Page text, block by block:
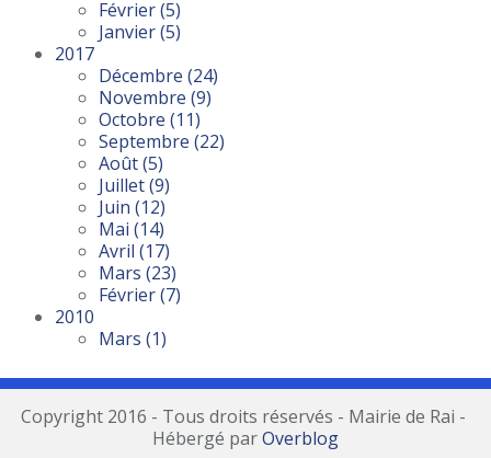
Février(5)
Janvier(5)
2017
Décembre (24)
Novembre (9)
Octobre (11)
Septembre (22)
Août(5)
Juillet(9)
Juin (12)
Mai (14)
Avril (17)
Mars (23)
Février(7)
2010
Mars (1)
Copyright 2016 - Tous droits réservés - Mairie de Rai -
Hébergé parOverblog